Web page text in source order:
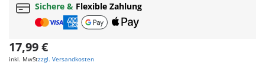
Sichere & Flexible Zahlung
17,99 €
inkl. MwStzzgl. Versandkosten